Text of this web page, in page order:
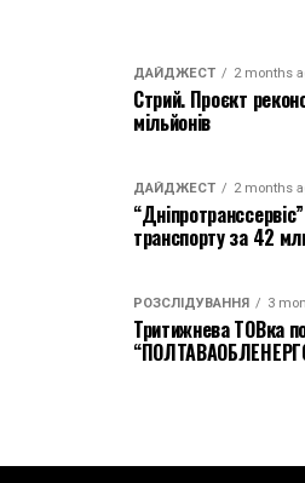
ДАЙДЖЕСТ 2 months
Стрий. Проєкт
мільйонів
ДАЙДЖЕСТ 2 months
транспорту за 42
РОЗСЛІДУВАННЯ 3
Тритижнева ТОВка